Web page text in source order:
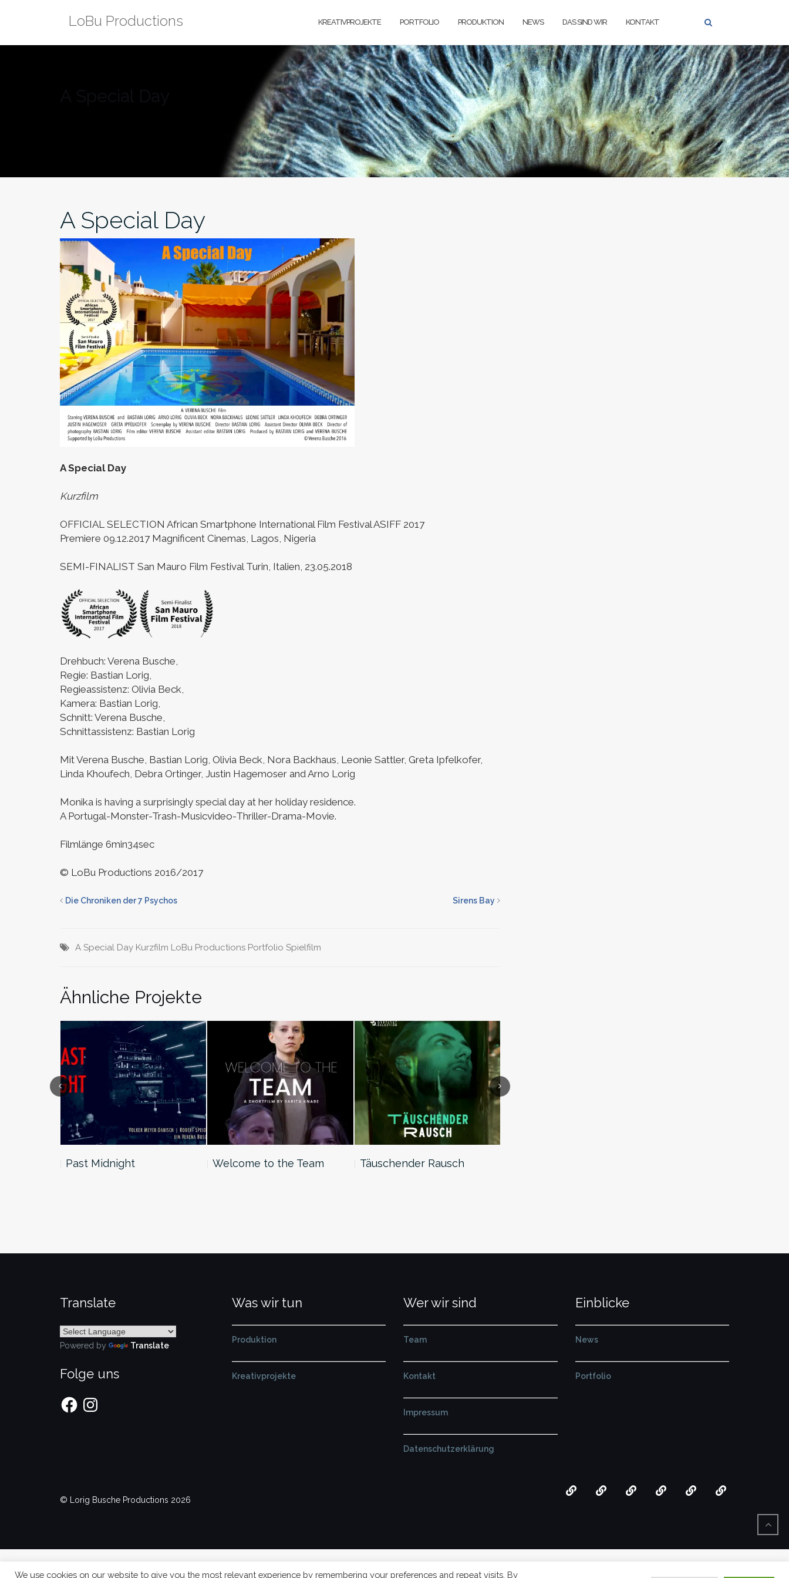
LoBu Productions KREATIVPROJEKTE PORTFOLIO PRODUKTION NEWS DAS SIND WIR KONTAKT
A Special Day
A Special Day
Kurzfilm
OFFICIAL SELECTION African Smartphone International Film Festival ASIFF 2017
Premiere 09.12.2017 Magnificent Cinemas, Lagos, Nigeria
SEMI-FINALIST San Mauro Film Festival Turin, Italien, 23.05.2018
Drehbuch: Verena Busche,
Regie: Bastian Lorig,
Regieassistenz: Olivia Beck,
Kamera: Bastian Lorig,
Schnitt: Verena Busche,
Schnittassistenz: Bastian Lorig
Mit Verena Busche, Bastian Lorig, Olivia Beck, Nora Backhaus, Leonie Sattler, Greta Ipfelkofer,
Linda Khoufech, Debra Ortinger, Justin Hagemoser and Arno Lorig
Monika is having a surprisingly special day at her holiday residence.
A Portugal-Monster-Trash-Musicvideo-Thriller-Drama-Movie.
Filmlänge 6min34sec
© LoBu Productions 2016/2017
Die Chroniken der 7 Psychos Sirens Bay
A Special Day Kurzfilm LoBu Productions Portfolio Spielfilm
Ähnliche Projekte
Previous Next
Welcome to the Team Täuschender Rausch The Glorious 4
Translate
Powered by Translate
Folge uns
FacebookInstagram
Was wir tun
Produktion
Kreativprojekte
Wer wir sind
Team
Kontakt
Impressum
Datenschutzerklärung
Einblicke
News
Portfolio
© Lorig Busche Productions 2026
Kreativprojekte
PortfolioProduktion
NewsDas
Kontakt
We use cookies on our website to give you the most relevant experience by remembering your preferences and repeat visits. By